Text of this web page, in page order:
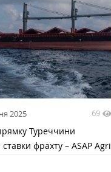
2025 69
Туреччини
фрахту – ASAP Agri